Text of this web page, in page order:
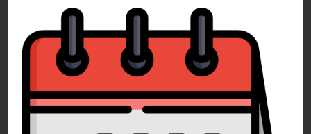
+420 732 729 300
Pište
info@dorty-olomouc.cz
0 recenzí